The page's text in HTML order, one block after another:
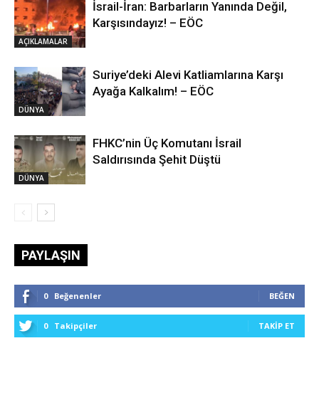
AÇIKLAMALAR
İsrail-İran: Barbarların Yanında Değil,
Karşısındayız! – EÖC
DÜNYA
Suriye’deki Alevi Katliamlarına Karşı
Ayağa Kalkalım! – EÖC
DÜNYA
FHKC’nin Üç Komutanı İsrail
Saldırısında Şehit Düştü
PAYLAŞIN
0 Beğenenler BEĞEN
0 Takipçiler TAKIP ET